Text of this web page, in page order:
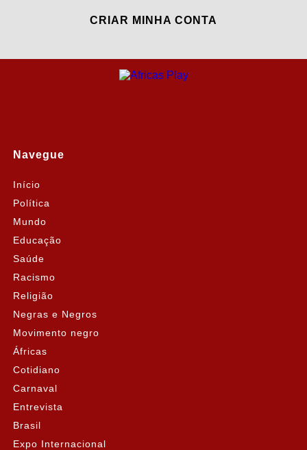
CRIAR MINHA CONTA
Navegue
Início
Política
Mundo
Educação
Saúde
Racismo
Religião
Negras e Negros
Movimento negro
Áfricas
Cotidiano
Carnaval
Entrevista
Brasil
Expo Internacional